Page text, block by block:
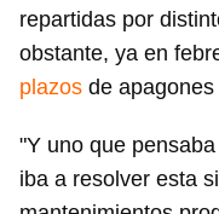
repartidas por
obstante, ya en
plazos de
"Y uno que
iba a resolver esta